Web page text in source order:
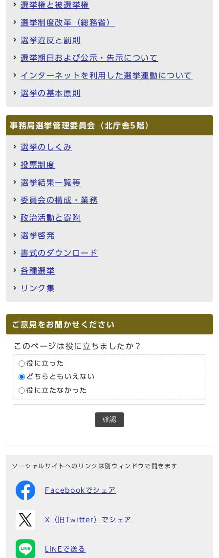
選挙権と被選挙権
選挙制度改革（総務省）
選挙違反と罰則
選挙期日および公示・告示について
インターネットを利用した選挙運動について
選挙の基本原則
事務局選挙管理委員会（北庁舎5階）
選挙のしくみ
投票制度
選挙結果一覧等
委員会の構成・業務
政治活動と寄附
選挙啓発
書式のダウンロード
各種選挙
リンク集
ご意見をお聞かせください
このページは役に立ちましたか？
役に立った
どちらともいえない
役に立たなかった
確認
ソーシャルサイトへのリンクは別ウィンドウで開きます
Facebookでシェア
X（旧Twitter）でシェア
LINEで送る